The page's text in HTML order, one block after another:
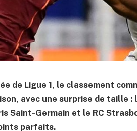
de Ligue 1, le classement
avec une surprise de taille :
Saint-Germain et le RC
parfaits.